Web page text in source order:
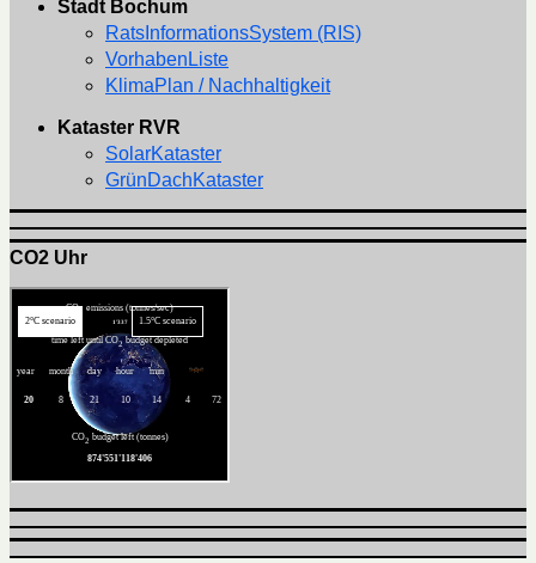
Stadt Bochum
RatsInformationsSystem (RIS)
VorhabenListe
KlimaPlan / Nachhaltigkeit
Kataster RVR
SolarKataster
GrünDachKataster
CO2 Uhr